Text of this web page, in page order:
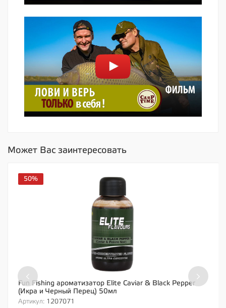
Может Вас заинтересовать
50%
Fun Fishing ароматизатор Elite Caviar & Black Pepper
(Икра и Черный Перец) 50мл
Артикул: 1207071
‹ ›